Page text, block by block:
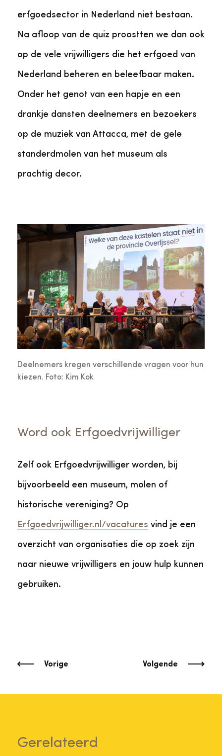
erfgoedsector in Nederland niet bestaan.
Na afloop van de quiz proostten we dan ook
op de vele vrijwilligers die het erfgoed van
Nederland beheren en beleefbaar maken.
Onder het genot van een hapje en een
drankje dansten deelnemers en bezoekers
op de muziek van Attacca, met de gele
standerdmolen van het museum als
prachtig decor.
Deelnemers kregen verschillende vragen voor hun
kiezen. Foto: Kim Kok
Word ook Erfgoedvrijwilliger
Zelf ook Erfgoedvrijwilliger worden, bij
bijvoorbeeld een museum, molen of
historische vereniging? Op
Erfgoedvrijwilliger.nl/vacatures vind je een
overzicht van organisaties die op zoek zijn
naar nieuwe vrijwilligers en jouw hulp kunnen
gebruiken.
Vorige Volgende
Gerelateerd